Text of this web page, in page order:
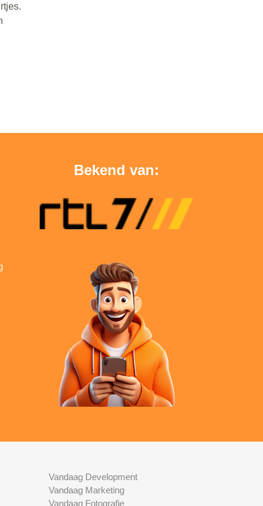
Bekend van:
Vandaag Development
Vandaag Marketing
Vandaag Fotografie